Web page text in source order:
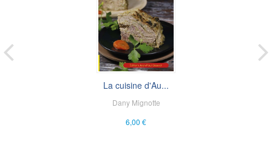
La cuisine d'Au...
Dany Mignotte
6,00 €